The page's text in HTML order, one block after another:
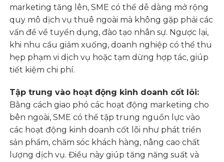
marketing tăng lên, SME có thể dễ dàng mở rộng
quy mô dịch vụ thuê ngoài mà không gặp phải các
vấn đề về tuyển dụng, đào tạo nhân sự. Ngược lại,
khi nhu cầu giảm xuống, doanh nghiệp có thể thu
hẹp phạm vi dịch vụ hoặc tạm dừng hợp tác, giúp
tiết kiệm chi phí.
Tập trung vào hoạt động kinh doanh cốt lõi:
Bằng cách giao phó các hoạt động marketing cho
bên ngoài, SME có thể tập trung nguồn lực vào
các hoạt động kinh doanh cốt lõi như phát triển
sản phẩm, chăm sóc khách hàng, nâng cao chất
lượng dịch vụ. Điều này giúp tăng năng suất và